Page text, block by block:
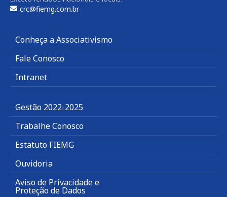
crc@fiemg.com.br
Conheça a Associativismo
Fale Conosco
Intranet
Gestão 2022-2025
Trabalhe Conosco
Estatuto FIEMG
Ouvidoria
Aviso de Privacidade e
Proteção de Dados